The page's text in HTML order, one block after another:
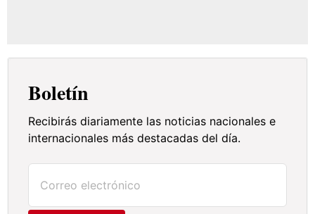
Boletín
Recibirás diariamente las noticias nacionales e
internacionales más destacadas del día.